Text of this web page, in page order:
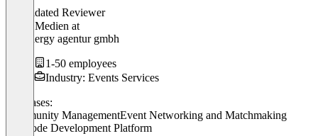
Validated Reviewer
Leiter Medien at
con|energy agentur gmbh
1-50 employees
Industry: Events Services
Use cases:
Community ManagementEvent Networking and Matchmaking
No-Code Development Platform